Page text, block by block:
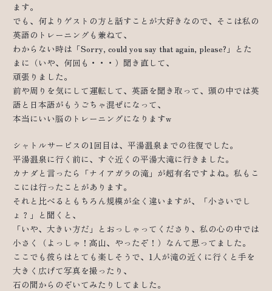
ます。
でも、何よりゲストの方と話すことが大好きなので、そこは私の
英語のトレーニングも兼ねて、
わからない時は「Sorry, could you say that again, please?」とた
まに（いや、何回も・・・）聞き直して、
頑張りました。
前や周りを気にして運転して、英語を聞き取って、頭の中では英
語と日本語がもうごちゃ混ぜになって、
本当にいい脳のトレーニングになりますw
シャトルサービスの1回目は、平湯温泉までの往復でした。
平湯温泉に行く前に、すぐ近くの平湯大滝に行きました。
カナダと言ったら「ナイアガラの滝」が超有名ですよね。私もこ
こには行ったことがあります。
それと比べるともちろん規模が全く違いますが、「小さいでし
ょ？」と聞くと、
「いや、大きい方だ」とおっしゃってくださり、私の心の中では
小さく（よっしゃ！高山、やったぞ！）なんて思ってました。
ここでも彼らはとても楽しそうで、1人が滝の近くに行くと手を
大きく広げて写真を撮ったり、
石の間からのぞいてみたりしてました。